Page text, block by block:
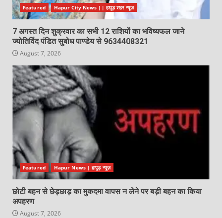
Featured Hapur City News || हापुड़ शहर न्यूज़
7 अगस्त दिन शुक्रवार का सभी 12 राशियों का भविष्यफल जाने
ज्योतिर्विद पंडित सुबोध पाण्डेय से 9634408321
August 7, 2026
Featured Hapur News | हापुड़ न्यूज़
छोटी बहन से छेड़छाड़ का मुकदमा वापस न लेने पर बड़ी बहन का किया
अपहरण
August 7, 2026